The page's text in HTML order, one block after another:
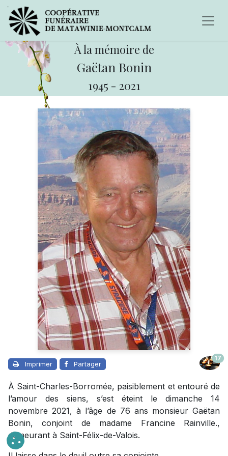
À la mémoire de
Gaëtan Bonin
1945 - 2021
Imprimer Partager
17
À Saint-Charles-Borromée, paisiblement et entouré de
l’amour des siens, s’est éteint le dimanche 14
novembre 2021, à l’âge de 76 ans monsieur Gaëtan
Bonin, conjoint de madame Francine Rainville.,
demeurant à Saint-Félix-de-Valois.